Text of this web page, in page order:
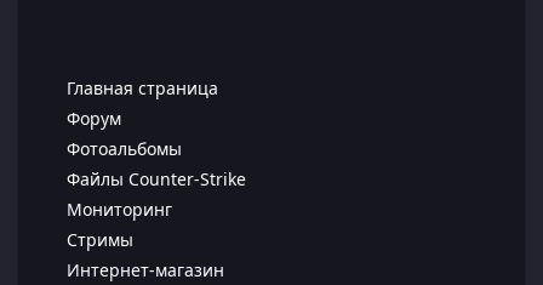
Главная страница
Форум
Фотоальбомы
Файлы Counter-Strike
Мониторинг
Стримы
Интернет-магазин